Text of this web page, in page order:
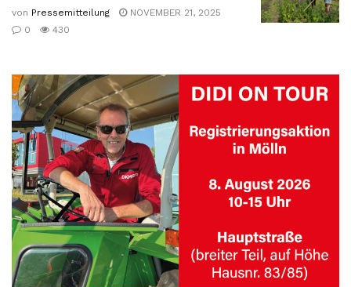
von Pressemitteilung
NOVEMBER 21, 2025
0
430